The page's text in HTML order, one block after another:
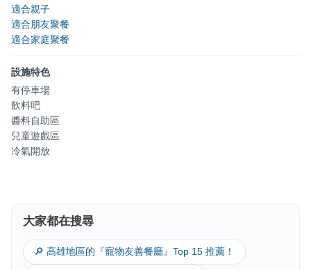
適合親子
適合朋友聚餐
適合家庭聚餐
設施特色
有停車場
飲料吧
醬料自助區
兒童遊戲區
冷氣開放
大家都在搜尋
🔎 高雄地區的『寵物友善餐廳』Top 15 推薦！